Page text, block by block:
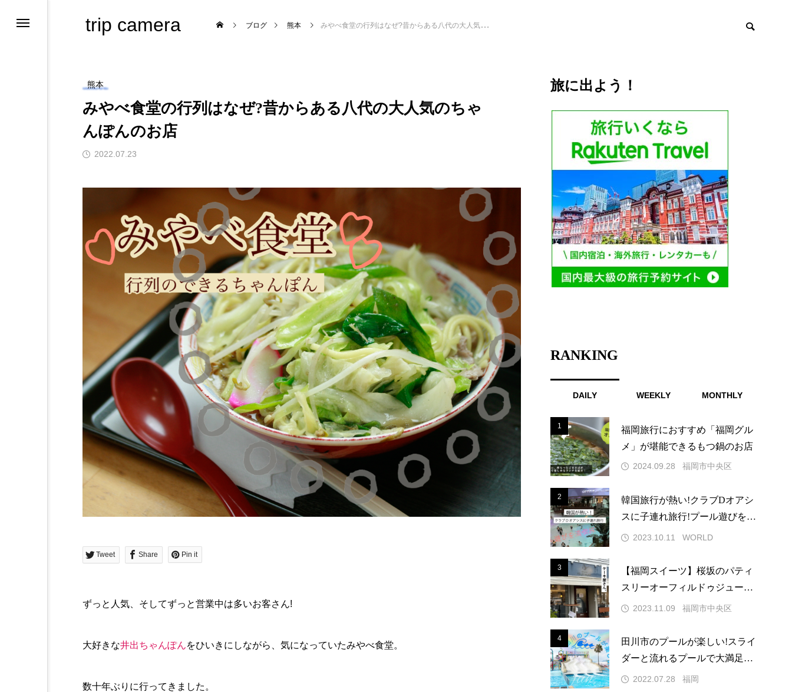
trip camera ブログ 熊本 みやべ食堂の行列はなぜ?昔からある八代の大人気のちゃんぽんのお店
熊本
みやべ食堂の行列はなぜ?昔からある八代の大人気のちゃ
んぽんのお店
2022.07.23
Tweet Share Pin it
ずっと人気、そしてずっと営業中は多いお客さん!
大好きな井出ちゃんぽんをひいきにしながら、気になっていたみやべ食堂。
数十年ぶりに行ってきました。
旅に出よう！
RANKING
DAILY WEEKLY MONTHLY
1
福岡旅行におすすめ「福岡グル
メ」が堪能できるもつ鍋のお店
2024.09.28 福岡市中央区
2
韓国旅行が熱い!クラブDオアシ
スに子連れ旅行!プール遊びを満
喫旅2023.10.11 WORLD
3
【福岡スイーツ】桜坂のパティ
スリーオーフィルドゥジュール
の美的ケーキ
2023.11.09 福岡市中央区
4
田川市のプールが楽しい!スライ
ダーと流れるプールで大満足の
夏休み
2022.07.28 福岡